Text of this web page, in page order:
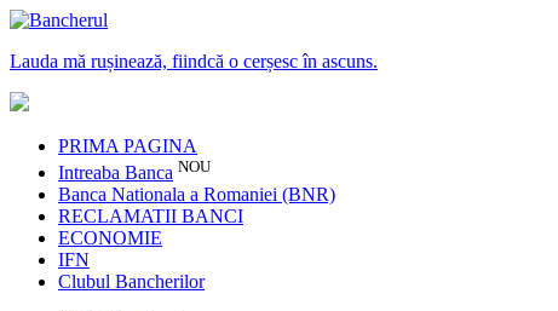
Lauda mă rușinează, fiindcă o cerșesc în ascuns.
PRIMA PAGINA
Intreaba Banca NOU
Banca Nationala a Romaniei (BNR)
RECLAMATII BANCI
ECONOMIE
IFN
Clubul Bancherilor